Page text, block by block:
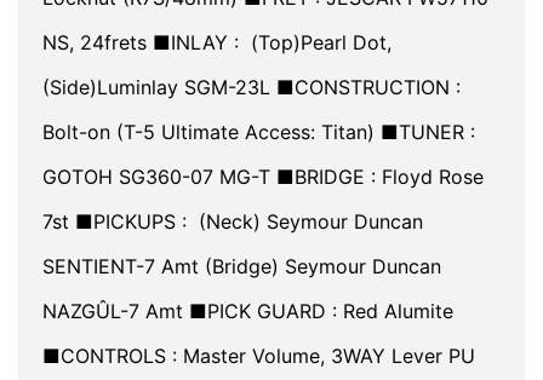
NS, 24frets ■INLAY : (Top)Pearl Dot,
(Side)Luminlay SGM-23L ■CONSTRUCTION :
Bolt-on (T-5 Ultimate Access: Titan) ■TUNER :
GOTOH SG360-07 MG-T ■BRIDGE : Floyd Rose
7st ■PICKUPS : (Neck) Seymour Duncan
SENTIENT-7 Amt (Bridge) Seymour Duncan
NAZGÛL-7 Amt ■PICK GUARD : Red Alumite
■CONTROLS : Master Volume, 3WAY Lever PU